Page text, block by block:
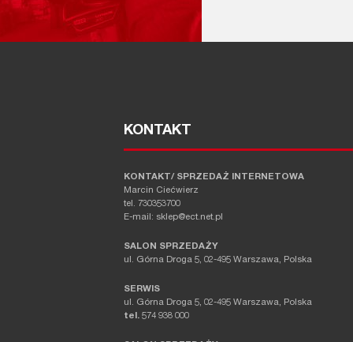
KONTAKT
KONTAKT/ SPRZEDAŻ INTERNETOWA
Marcin Ciećwierz
tel. 730353700
E-mail: sklep@ect.net.pl
SALON SPRZEDAŻY
ul. Górna Droga 5, 02-495 Warszawa, Polska
SERWIS
ul. Górna Droga 5, 02-495 Warszawa, Polska
tel. 574 938 000